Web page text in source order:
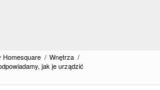
Homesquare / Wnętrza /
jak je urządzić